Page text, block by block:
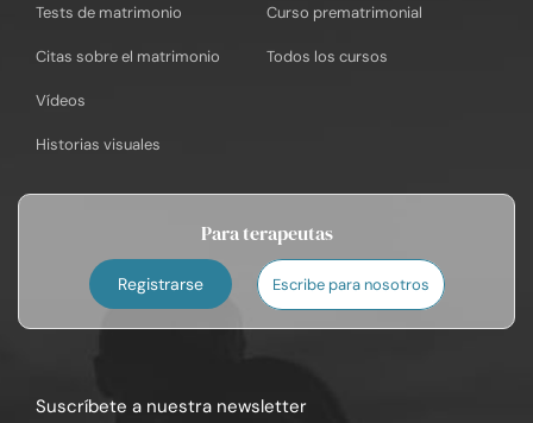
Tests de matrimonio
Citas sobre el matrimonio
Vídeos
Historias visuales
Curso prematrimonial
Todos los cursos
Para terapeutas
Registrarse Escribe para nosotros
Suscríbete a nuestra newsletter